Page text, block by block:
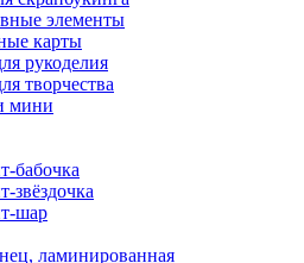
элементы
карты
рукоделия
творчества
мини
бабочка
звёздочка
шар
ламинированная